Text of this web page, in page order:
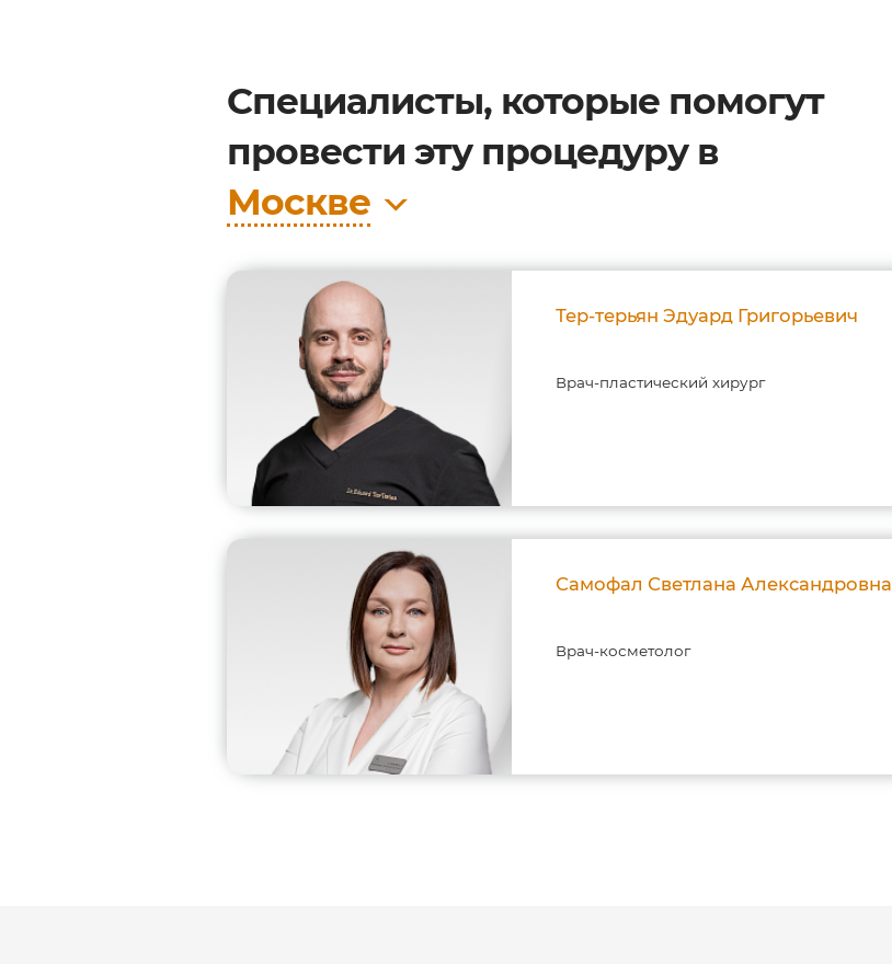
Специалисты, которые помогут
провести эту процедуру в
Москве
Тер-терьян Эдуард Григорьевич
Врач-пластический хирург
Самофал Светлана Александровна
Врач-косметолог